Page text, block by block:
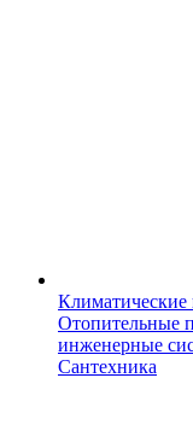
Отопительные
инженерные
Сантехника